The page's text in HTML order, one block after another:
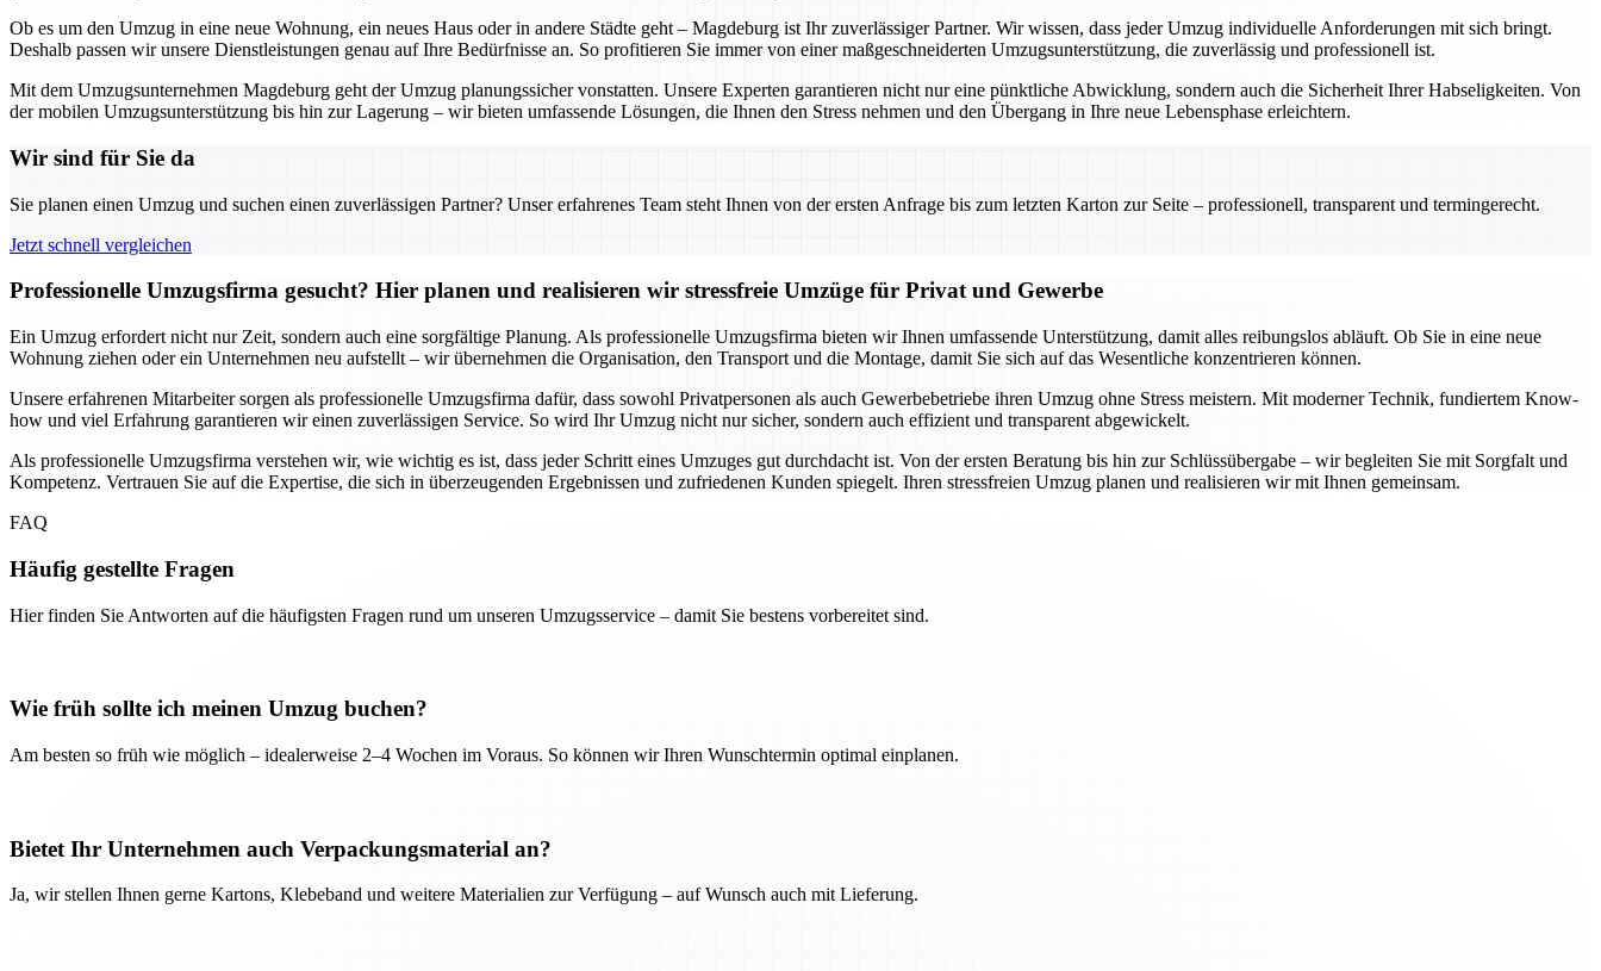
Ob es um den Umzug in eine neue Wohnung, ein neues Haus oder in andere Städte geht – Magdeburg ist Ihr zuverlässiger Partner. Wir wissen, dass jeder Umzug individuelle Anforderungen mit sich bringt.
Deshalb passen wir unsere Dienstleistungen genau auf Ihre Bedürfnisse an. So profitieren Sie immer von einer maßgeschneiderten Umzugsunterstützung, die zuverlässig und professionell ist.
Mit dem Umzugsunternehmen Magdeburg geht der Umzug planungssicher vonstatten. Unsere Experten garantieren nicht nur eine pünktliche Abwicklung, sondern auch die Sicherheit Ihrer Habseligkeiten. Von
der mobilen Umzugsunterstützung bis hin zur Lagerung – wir bieten umfassende Lösungen, die Ihnen den Stress nehmen und den Übergang in Ihre neue Lebensphase erleichtern.
Wir sind für Sie da
Sie planen einen Umzug und suchen einen zuverlässigen Partner? Unser erfahrenes Team steht Ihnen von der ersten Anfrage bis zum letzten Karton zur Seite – professionell, transparent und termingerecht.
Jetzt schnell vergleichen
Professionelle Umzugsfirma gesucht? Hier planen und realisieren wir stressfreie Umzüge für Privat und Gewerbe
Ein Umzug erfordert nicht nur Zeit, sondern auch eine sorgfältige Planung. Als professionelle Umzugsfirma bieten wir Ihnen umfassende Unterstützung, damit alles reibungslos abläuft. Ob Sie in eine neue
Wohnung ziehen oder ein Unternehmen neu aufstellt – wir übernehmen die Organisation, den Transport und die Montage, damit Sie sich auf das Wesentliche konzentrieren können.
Unsere erfahrenen Mitarbeiter sorgen als professionelle Umzugsfirma dafür, dass sowohl Privatpersonen als auch Gewerbebetriebe ihren Umzug ohne Stress meistern. Mit moderner Technik, fundiertem Know-
how und viel Erfahrung garantieren wir einen zuverlässigen Service. So wird Ihr Umzug nicht nur sicher, sondern auch effizient und transparent abgewickelt.
Als professionelle Umzugsfirma verstehen wir, wie wichtig es ist, dass jeder Schritt eines Umzuges gut durchdacht ist. Von der ersten Beratung bis hin zur Schlüssübergabe – wir begleiten Sie mit Sorgfalt und
Kompetenz. Vertrauen Sie auf die Expertise, die sich in überzeugenden Ergebnissen und zufriedenen Kunden spiegelt. Ihren stressfreien Umzug planen und realisieren wir mit Ihnen gemeinsam.
FAQ
Häufig gestellte Fragen
Hier finden Sie Antworten auf die häufigsten Fragen rund um unseren Umzugsservice – damit Sie bestens vorbereitet sind.
Wie früh sollte ich meinen Umzug buchen?
Am besten so früh wie möglich – idealerweise 2–4 Wochen im Voraus. So können wir Ihren Wunschtermin optimal einplanen.
Bietet Ihr Unternehmen auch Verpackungsmaterial an?
Ja, wir stellen Ihnen gerne Kartons, Klebeband und weitere Materialien zur Verfügung – auf Wunsch auch mit Lieferung.